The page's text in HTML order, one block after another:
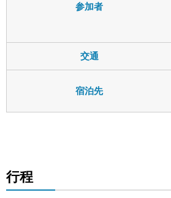
参加者
交通
宿泊先
行程